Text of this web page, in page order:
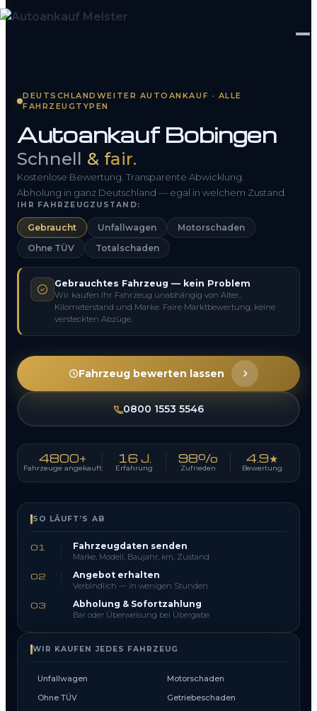
So funktioniert’s
Kontakt
FAQ
0800 1553 5546
Kostenlos anfragen
DEUTSCHLANDWEITER AUTOANKAUF · ALLE
FAHRZEUGTYPEN
Autoankauf Bobingen
Schnell & fair.
Kostenlose Bewertung. Transparente Abwicklung.
Abholung in ganz Deutschland — egal in welchem Zustand.
IHR FAHRZEUGZUSTAND:
Gebraucht Unfallwagen
Motorschaden
Ohne TÜV
Totalschaden
Gebrauchtes Fahrzeug — kein Problem
Wir kaufen Ihr Fahrzeug unabhängig von Alter,
Kilometerstand und Marke. Faire Marktbewertung, keine
versteckten Abzüge.
Fahrzeug bewerten lassen
0800 1553 5546
4800+
Fahrzeuge angekauft
16 J.
Erfahrung
98%
Zufrieden
4.9★
Bewertung
SO LÄUFT’S AB
01 Fahrzeugdaten senden
Marke, Modell, Baujahr, km, Zustand
02 Angebot erhalten
Verbindlich — in wenigen Stunden
03 Abholung & Sofortzahlung
Bar oder Überweisung bei Übergabe
WIR KAUFEN JEDES FAHRZEUG
Unfallwagen
Motorschaden
Ohne TÜV
Getriebeschaden